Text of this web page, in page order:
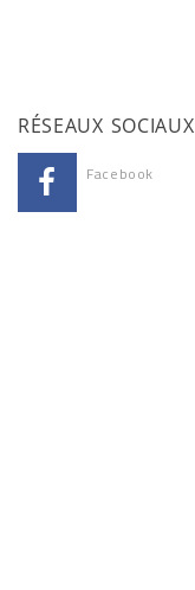
RÉSEAUX SOCIAUX
Facebook